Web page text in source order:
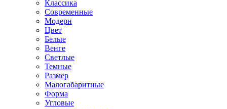
Классика
Современные
Модерн
Цвет
Белые
Венге
Светлые
Темные
Размер
Малогабаритные
Форма
Угловые